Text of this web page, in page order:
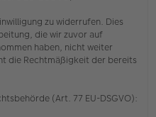
zu widerrufen. Dies
die wir zuvor auf
haben, nicht weiter
die Rechtmäßigkeit der bereits
(Art. 77 EU-DSGVO):